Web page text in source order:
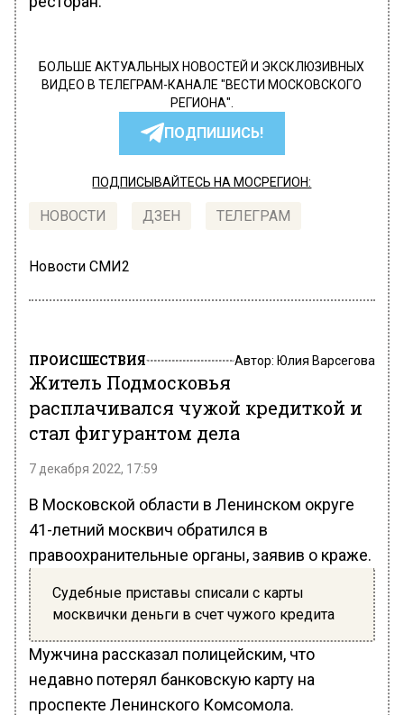
БОЛЬШЕ АКТУАЛЬНЫХ НОВОСТЕЙ И ЭКСКЛЮЗИВНЫХ
ВИДЕО В ТЕЛЕГРАМ-КАНАЛЕ "ВЕСТИ МОСКОВСКОГО
РЕГИОНА".
ПОДПИШИСЬ!
ПОДПИСЫВАЙТЕСЬ НА МОСРЕГИОН:
НОВОСТИ ДЗЕН ТЕЛЕГРАМ
Новости СМИ2
ПРОИСШЕСТВИЯ Автор: Юлия Варсегова
Житель Подмосковья
расплачивался чужой кредиткой и
стал фигурантом дела
7 декабря 2022, 17:59
В Московской области в Ленинском округе
41-летний москвич обратился в
правоохранительные органы, заявив о краже.
Судебные приставы списали с карты
москвички деньги в счет чужого кредита
Мужчина рассказал полицейским, что
недавно потерял банковскую карту на
проспекте Ленинского Комсомола.